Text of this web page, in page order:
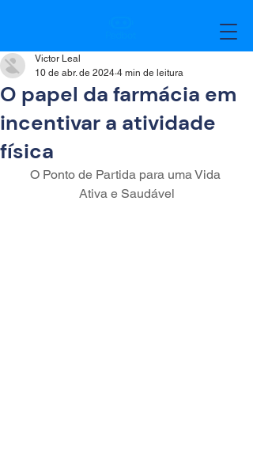
O papel da farmácia em
incentivar a atividade
física
Victor Leal
10 de abr. de 2024 4 min de leitura
O Ponto de Partida para uma Vida
Ativa e Saudável